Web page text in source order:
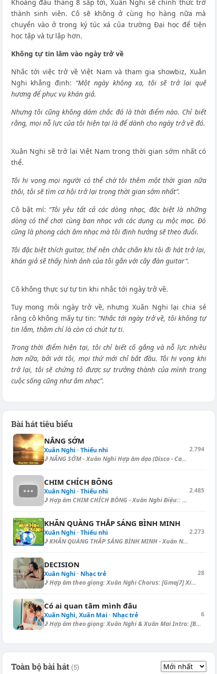
Khoảng đầu tháng 8 sắp tới, Xuân Nghi sẽ chính thức trở
thành sinh viên. Cô sẽ không ở cùng họ hàng nữa mà
chuyển vào ở trong ký túc xá của trường Đại học để tiện
học tập và tự lập hơn.
Không tự tin lắm vào ngày trở về
Nhắc tới việc trở về Việt Nam và tham gia showbiz, Xuân
Nghi khẳng định: “Một ngày không xa, tôi sẽ trở lại quê
hương để phục vụ khán giả.
Nhưng tôi cũng không dám chắc đó là thời điểm nào. Chỉ biết
rằng, mọi nỗ lực của tôi hiện tại là để dành cho ngày trở về đó.
Xuân Nghi sẽ trở lại Việt Nam trong thời gian sớm nhất có
thể.
Tôi hi vọng mọi người có thể chờ tôi thêm một thời gian nữa
thôi, tôi sẽ tìm cơ hội trở lại trong thời gian sớm nhất”.
Cô bật mí: “Tôi yêu tất cả các dòng nhạc, đặc biệt là những
dòng có thể chơi cùng ban nhạc với các dụng cụ mộc mạc. Đó
cũng là phong cách âm nhạc mà tôi định hướng sẽ theo đuổi.
Tôi đặc biệt thích guitar, thế nên chắc chắn khi tôi đi hát trở lại,
khán giả sẽ thấy hình ảnh của tôi gắn với cây đàn guitar”.
Cô không thực sự tự tin khi nhắc tới ngày trở về.
Tuy mong mỏi ngày trở về, nhưng Xuân Nghi lại chia sẻ
rằng cô không mấy tự tin: “Nhắc tới ngày trở về, tôi không tự
tin lắm, thậm chí là còn có chút tự ti.
Trong thời điểm hiện tại, tôi chỉ biết cố gắng và nỗ lực nhiều
hơn nữa, bởi với tôi, mọi thứ mới chỉ bắt đầu. Tôi hi vọng khi
trở lại, tôi sẽ chứng tỏ được sự trưởng thành của mình trong
cuộc sống cũng như âm nhạc”.
Bài hát tiêu biểu
NẮNG SỚM
Xuân Nghi · Thiếu nhi
♪ NẮNG SỚM - Xuân Nghi Hợp âm dạo (Disco - Capo I.): [D] | [Bm] | [Em] |...
2.794
CHIM CHÍCH BÔNG
Xuân Nghi · Thiếu nhi
♪ Hợp âm CHIM CHÍCH BÔNG - Xuân Nghi Điệu:: Blues Chim chích [C] bông, b...
2.485
KHĂN QUÀNG THẮP SÁNG BÌNH MINH
Xuân Nghi · Thiếu nhi
♪ KHĂN QUÀNG THẮP SÁNG BÌNH MINH - Xuân Nghi Điệu: Fox [A] Kìa có con ch...
2.273
DECISION
Xuân Nghi · Nhạc trẻ
♪ Hợp âm theo giọng: Xuân Nghi Chorus: [Gmaj7] Xin đừng níu kéo thêm [As...
28
Có ai quan tâm mình đâu
Xuân Nghi, Xuân Mai · Nhạc trẻ
♪ Hợp âm theo giọng: Xuân Nghi & Xuân Mai Intro: [B] [B7] [Bsus4] [B...
6
Toàn bộ bài hát (5)